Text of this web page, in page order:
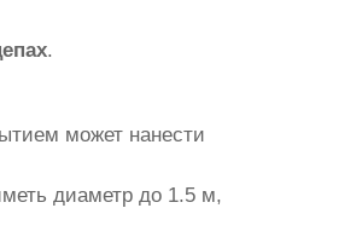
.
может нанести
диаметр до 1.5 м,